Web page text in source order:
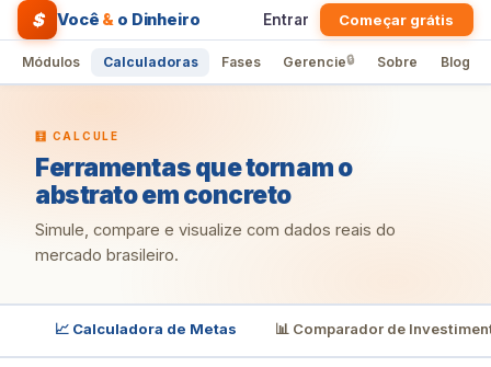
$ Você & o Dinheiro Entrar Começar grátis
Módulos Calculadoras Fases Gerencie🔒 Sobre Blog
🧮 CALCULE
Ferramentas que tornam o
abstrato em concreto
Simule, compare e visualize com dados reais do
mercado brasileiro.
📈 Calculadora de Metas 📊 Comparador de